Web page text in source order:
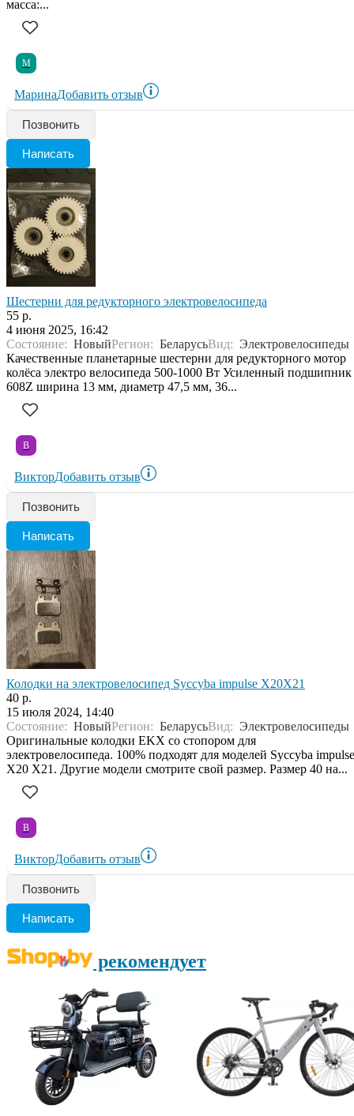
мaccа:...
М
МаринаДобавить отзыв
Позвонить
Написать
Шестерни для редукторного электровелосипеда
55 р.
4 июня 2025, 16:42
Состояние: НовыйРегион: БеларусьВид: Электровелосипеды
Качественные планетарные шестерни для редукторного мотор
колёса электро велосипеда 500-1000 Вт Усиленный подшипник
608Z ширина 13 мм, диаметр 47,5 мм, 36...
В
ВикторДобавить отзыв
Позвонить
Написать
Колодки на электровелосипед Syccyba impulse X20X21
40 р.
15 июля 2024, 14:40
Состояние: НовыйРегион: БеларусьВид: Электровелосипеды
Оригинальные колодки EKX со стопором для
электровелосипеда. 100% подходят для моделей Syccyba
X20 X21. Другие модели смотрите свой размер. Размер 40 на...
В
ВикторДобавить отзыв
Позвонить
Написать
рекомендует